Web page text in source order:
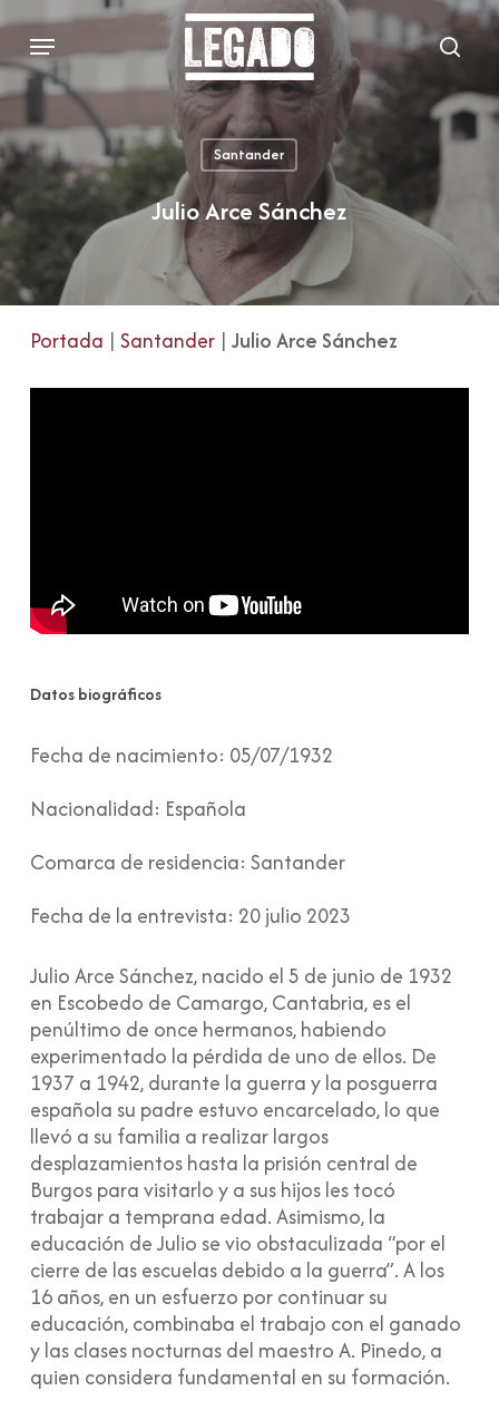
main
content
Menu
Santander
Julio Arce Sánchez
Portada | Santander| Julio Arce Sánchez
Datos biográficos
Fecha de nacimiento: 05/07/1932
Nacionalidad: Española
Comarca de residencia: Santander
Fecha de la entrevista: 20 julio 2023
Julio Arce Sánchez, nacido el 5 de junio de 1932
en Escobedo de Camargo, Cantabria, es el
penúltimo de once hermanos, habiendo
experimentado la pérdida de uno de ellos. De
1937 a 1942, durante la guerra y la posguerra
española su padre estuvo encarcelado, lo que
llevó a su familia a realizar largos
desplazamientos hasta la prisión central de
Burgos para visitarlo y a sus hijos les tocó
trabajar a temprana edad. Asimismo, la
educación de Julio se vio obstaculizada “por el
cierre de las escuelas debido a la guerra”. A los
16 años, en un esfuerzo por continuar su
educación, combinaba el trabajo con el ganado
y las clases nocturnas del maestro A. Pinedo, a
quien considera fundamental en su formación.